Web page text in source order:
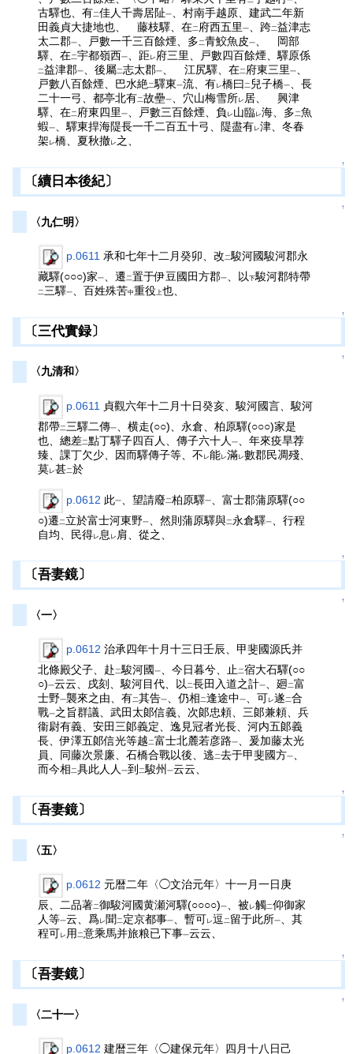
古驛也、有二佳人千壽居阯一、村南手越原、建武二年新
田義貞大捷地也、 藤枝驛、在二府西五里一、跨二益津志
太二郡一、戸數一千三百餘煙、多二青鮫魚皮一、 岡部
驛、在二宇都嶺西一、距レ 府三里、戸數四百餘煙、驛原係
二益津郡一、後屬二志太郡一、 江尻驛、在二府東三里一、
戸數八百餘煙、巴水絶二驛東一流、有レ橋曰二 兒子橋一、長
二十一弓、都亭北有二故壘一、穴山梅雪所レ 居、 興津
驛、在二府東四里一、戸數三百餘煙、負 レ 山臨レ海、多二魚
蝦一、驛東捍海隄長一千二百五十弓、隄盡有レ津、冬春
架 レ橋、夏秋撤レ 之、
↑
〔續日本後紀〕
↑
〈九仁明〉
p.0611 承和七年十二月癸卯、改二駿河國駿河郡永
藏驛(○○○)家一、遷二置于伊豆國田方郡一、以下駿河郡特帶
二三驛一、百姓殊苦中重役上也、
↑
〔三代實録〕
↑
〈九清和〉
p.0611 貞觀六年十二月十日癸亥、駿河國言、駿河
郡帶二三驛二傳一
、横走(○○)、永倉、柏原驛(○○○)家是
也、總差二點丁驛子四百人、傳子六十人一
、年來疫旱荐
臻、課丁欠少、因而驛傳子等、不 レ能レ滿レ數郡民凋殘、
莫レ甚二於
p.0612 此一 、望請廢二柏原驛一
、富士郡蒲原驛(○○
○)遷 二 立於富士河東野一 、然則蒲原驛與二 永倉驛一
、行程
自均、民得レ 息 レ 肩、從之、
↑
〔吾妻鏡〕
↑
〈一〉
p.0612 治承四年十月十三日壬辰、甲斐國源氏并
北條殿父子、赴二駿河國一、今日暮兮、止二宿大石驛(○○
○)一云云、戌刻、駿河目代、以二長田入道之計一、廻二富
士野一襲來之由、有二其告一、仍相二逢途中一、可レ遂二合
戰一之旨群議、武田太郞信義、次郞忠頼、三郞兼頼、兵
衞尉有義、安田三郞義定、逸見冠者光長、河内五郞義
長、伊澤五郞信光等越二富士北麓若彦路一、爰加藤太光
員、同藤次景廉、石橋合戰以後、逃二去于甲斐國方一、
而今相二具此人人一到二駿州一云云、
↑
〔吾妻鏡〕
↑
〈五〉
p.0612 元暦二年〈◯文治元年〉十一月一日庚
辰、二品著二御駿河國黄瀬河驛(○○○○)一、被 レ觸二仰御家
人等一云、爲レ 聞二定京都事一、暫可レ逗二留于此所一、其
程可レ 用二意乘馬并旅粮已下事一云云、
↑
〔吾妻鏡〕
↑
〈二十一〉
p.0612 建暦三年〈◯建保元年〉四月十八日己